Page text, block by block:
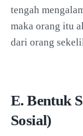
tengah
maka orang itu
dari orang
E. Bentuk
Sosial)